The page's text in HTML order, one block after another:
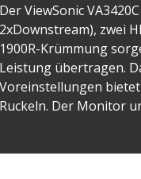
Der ViewSonic
2xDownstream), zwei
1900R-Krümmung
Leistung übertragen.
Voreinstellungen
Ruckeln. Der Monitor